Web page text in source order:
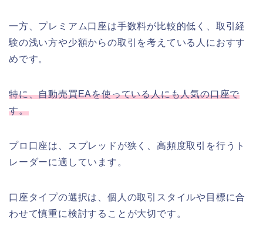
一方、プレミアム口座は手数料が比較的低く、取引経
験の浅い方や少額からの取引を考えている人におすす
めです。
特に、自動売買EAを使っている人にも人気の口座で
す。
プロ口座は、スプレッドが狭く、高頻度取引を行うト
レーダーに適しています。
口座タイプの選択は、個人の取引スタイルや目標に合
わせて慎重に検討することが大切です。